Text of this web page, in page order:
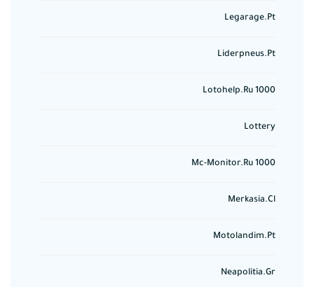
Legarage.pt
Liderpneus.pt
Lotohelp.ru 1000
Lottery
Mc-Monitor.ru 1000
Merkasia.cl
Motolandim.pt
Neapolitia.gr